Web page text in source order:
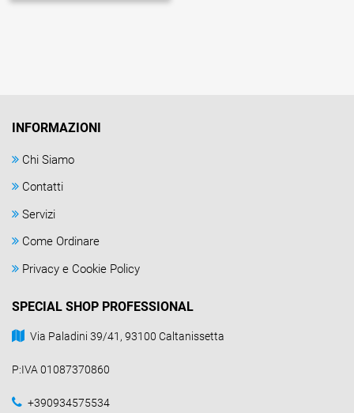
INFORMAZIONI
Chi Siamo
Contatti
Servizi
Come Ordinare
Privacy e Cookie Policy
SPECIAL SHOP PROFESSIONAL
Via Paladini 39/41, 93100 Caltanissetta
P:IVA 01087370860
+390934575534